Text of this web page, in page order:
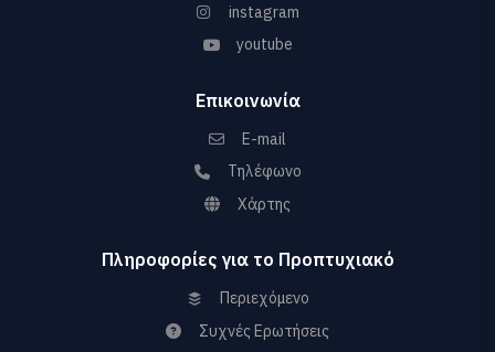
instagram
youtube
Επικοινωνία
E-mail
Τηλέφωνο
Χάρτης
Πληροφορίες για το Προπτυχιακό
Περιεχόμενο
Συχνές Ερωτήσεις